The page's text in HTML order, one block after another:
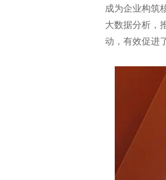
成为企业构筑
大数据分析，
动，有效促进